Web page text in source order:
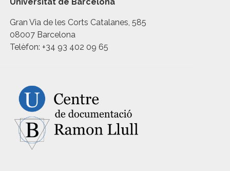
Gran Via de les Corts Catalanes, 585
08007 Barcelona
Telèfon: +34 93 402 09 65